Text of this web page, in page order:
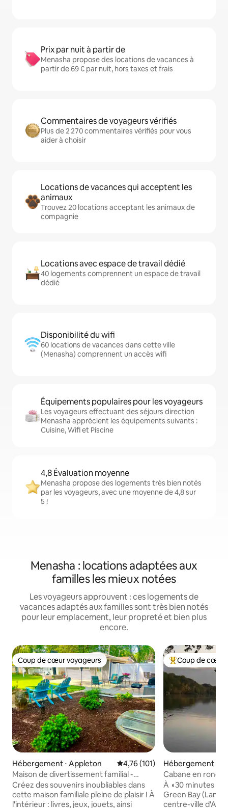
Prix par nuit à partir de
Menasha propose des locations de vacances à
partir de 69 € par nuit, hors taxes et frais
Commentaires de voyageurs vérifiés
Plus de 2 270 commentaires vérifiés pour vous
aider à choisir
Locations de vacances qui acceptent les
animaux
Trouvez 20 locations acceptant les animaux de
compagnie
Locations avec espace de travail dédié
40 logements comprennent un espace de travail
dédié
Disponibilité du wifi
60 locations de vacances dans cette ville
(Menasha) comprennent un accès wifi
Équipements populaires pour les voyageurs
Les voyageurs effectuant des séjours direction
Menasha apprécient les équipements suivants :
Cuisine, Wifi et Piscine
4,8 Évaluation moyenne
Menasha propose des logements très bien notés
par les voyageurs, avec une moyenne de 4,8 sur
5 !
Menasha : locations adaptées aux
familles les mieux notées
Les voyageurs approuvent : ces logements de
vacances adaptés aux familles sont très bien notés
pour leur emplacement, leur propreté et bien plus
encore.
Coup de cœur voyageurs
Coup de cœur voyageurs
Hébergement ⋅ Appleton Évaluation moyenne sur la
4,76 (101)
Maison de divertissement familial -
théâtre - grande cour arrière clôturée
Créez des souvenirs inoubliables dans
cette maison familiale pleine de plaisir ! À
l'intérieur : livres, jeux, jouets, ainsi
Coups de cœur
Coup de cœur
Hébergement ⋅
Cabane en
au cœur de la
À ◖30 minutes
Green Bay
centre-ville